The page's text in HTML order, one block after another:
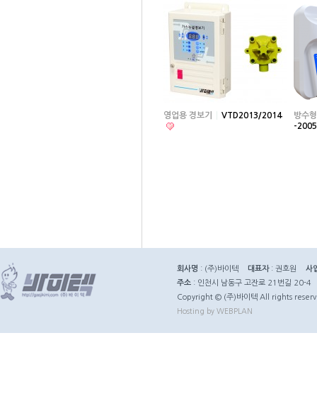
영업용 경보기 VTD2013/2014
방수
-
회사명 : (주)바이텍 대표자: 권호원
사
주소 : 인천시 남동구 고잔로 21번길 20-4
Copyright © (주)바이텍 All rights
Hosting by WEBPLAN